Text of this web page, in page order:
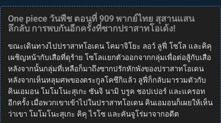
One piece วันพีช ตอนที่ 909 พากย์ไทย สุสานแสน
ลึกลับ การพบกันอีกครั้งที่ซากปราสาทโอเด้ง!
ขณะเดินทางไปปราสาทโอเดน โคมาจิโยะ ลอว์ ลูฟี่ โซโล และคิคุ
เผชิญหน้ากับเสือที่ดุร้าย โซโลแยกตัวออกจากกลุ่มเพื่อต่อสู้กับเสือ
หลังจากนั้นกลุ่มที่เหลือก็มาถึงซากปรักหักพังของปราสาทโอเดน
หลังจากเห็นหลุมศพของตระกูลโคซึกิแล้ว ลูฟี่ก็กลับมารวมตัวกับ
คินเอมอน โมโมโนะสุเกะ ซันจิ นามิ บรูค ชอปเปอร์ และแครอท
อีกครั้ง เมื่อพวกเขาเข้าไปในปราสาทโอเดน คินเอมอนก็เผยให้เห็น
ว่าเขา โมโมโนะสุเกะ คิคุ ไรโซ และคันจูโร่มาจากอดีต